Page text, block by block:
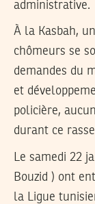
administrative.
À la Kasbah,
chômeurs se
demandes du
et
policière,
durant ce
Le samedi 22
Bouzid ) ont
la Ligue